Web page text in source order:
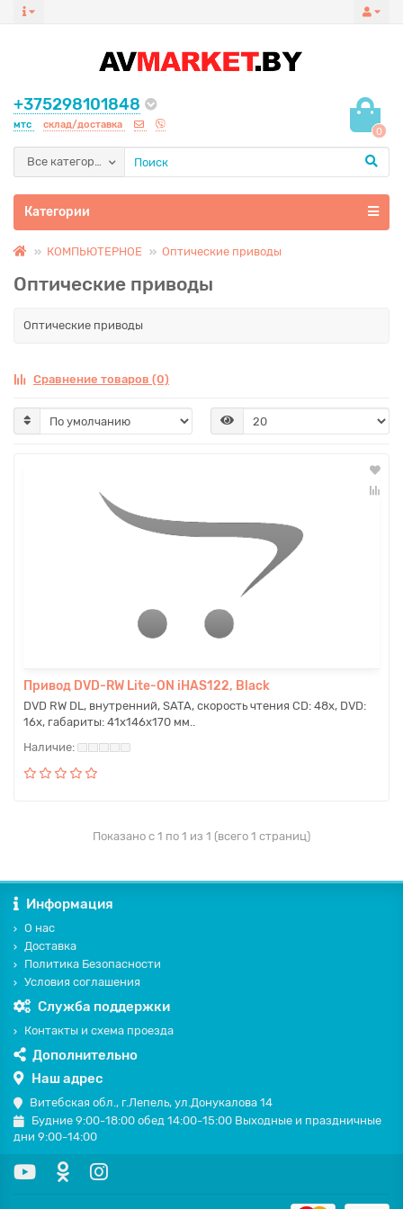
+375298101848
мтс склад/доставка
0
Все категории
Категории
КОМПЬЮТЕРНОЕ Оптические приводы
Оптические приводы
Оптические приводы
Сравнение товаров (0)
Привод DVD-RW Lite-ON iHAS122, Black
DVD RW DL, внутренний, SATA, скорость чтения CD: 48x, DVD:
16x, габариты: 41x146x170 мм..
Показано с 1 по 1 из 1 (всего 1 страниц)
Информация
О нас
Доставка
Политика Безопасности
Условия соглашения
Служба поддержки
Контакты и схема проезда
Дополнительно
Наш адрес
Витебская обл., г.Лепель, ул.Донукалова 14
Будние 9:00-18:00 обед 14:00-15:00 Выходные и праздничные
дни 9:00-14:00